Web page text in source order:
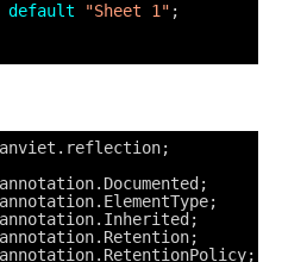
default "Sheet 1" ;